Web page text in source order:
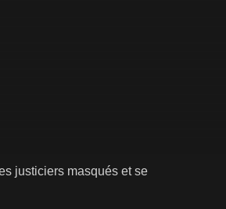
justiciers masqués et se